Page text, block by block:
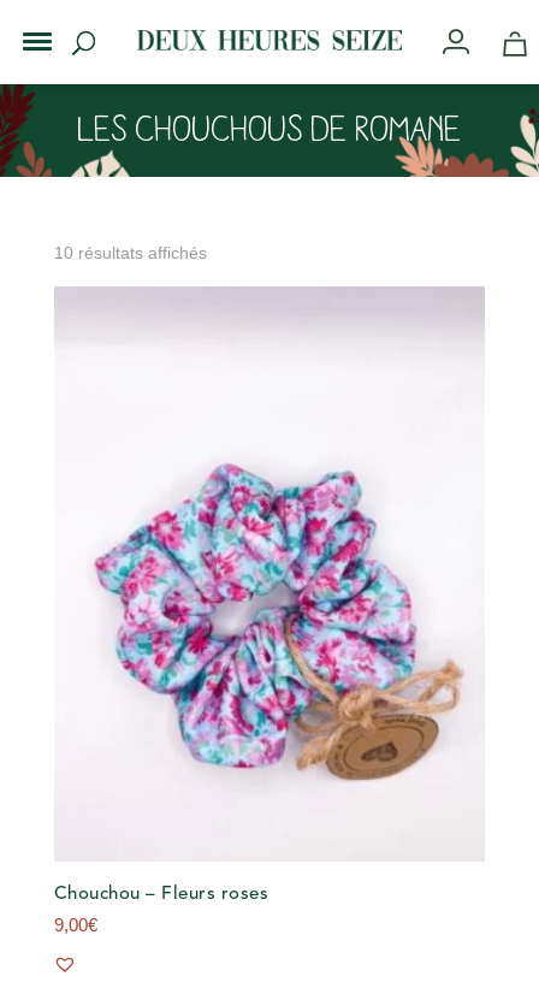
Les chouchous de Romane
10 résultats affichés
Chouchou – Fleurs roses
9,00€